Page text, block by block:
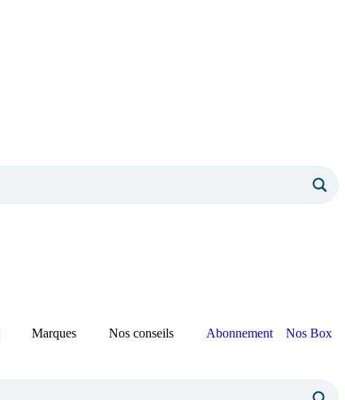
Marques Nos conseils Abonnement Nos Box